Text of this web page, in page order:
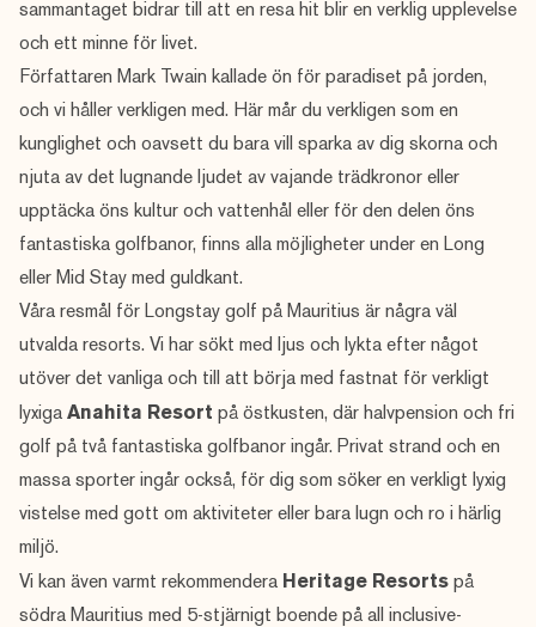
sammantaget bidrar till att en resa hit blir en verklig upplevelse
och ett minne för livet.
Författaren Mark Twain kallade ön för paradiset på jorden,
och vi håller verkligen med. Här mår du verkligen som en
kunglighet och oavsett du bara vill sparka av dig skorna och
njuta av det lugnande ljudet av vajande trädkronor eller
upptäcka öns kultur och vattenhål eller för den delen öns
fantastiska golfbanor, finns alla möjligheter under en Long
eller Mid Stay med guldkant.
Våra resmål för Longstay golf på Mauritius är några väl
utvalda resorts. Vi har sökt med ljus och lykta efter något
utöver det vanliga och till att börja med fastnat för verkligt
lyxiga Anahita Resort på östkusten, där halvpension och fri
golf på två fantastiska golfbanor ingår. Privat strand och en
massa sporter ingår också, för dig som söker en verkligt lyxig
vistelse med gott om aktiviteter eller bara lugn och ro i härlig
miljö.
Vi kan även varmt rekommendera Heritage Resorts på
södra Mauritius med 5-stjärnigt boende på all inclusive-